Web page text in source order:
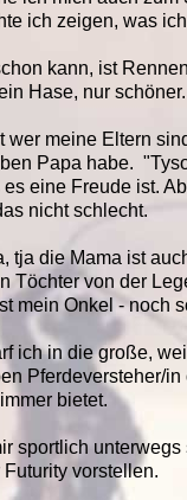
ich zeigen, was
kann, ist
Hase, nur
wer meine Eltern
Papa habe.
eine Freude ist.
nicht schlecht.
tja die Mama ist
Töchter von der
mein Onkel - noch
ich in die große,
Pferdeversteher/
bietet.
sportlich
vorstellen.